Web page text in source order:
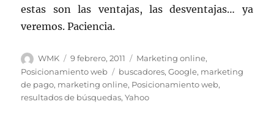
estas son las ventajas, las desventajas… ya
veremos. Paciencia.
Autor
WMK
Publicado
el
9 febrero, 2011 Categorías
Marketing online,
Posicionamiento web
Etiquetas
buscadores,Google, marketing
de pago, marketing online, Posicionamiento web,
resultados de búsquedas,Yahoo